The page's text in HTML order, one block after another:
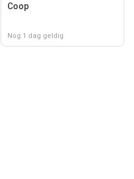
Coop
Nog 1 dag geldig